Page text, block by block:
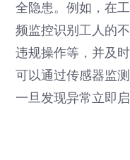
全隐患。例如，在
频监控识别工人的
违规操作等，并及
可以通过传感器监
一旦发现异常立即